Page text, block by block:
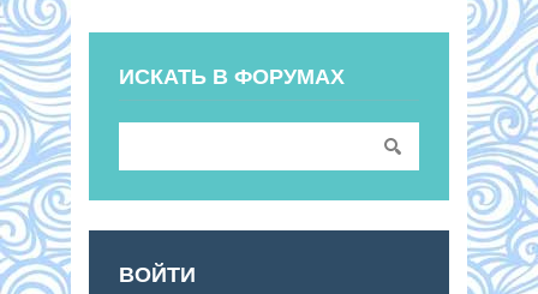
ИСКАТЬ В ФОРУМАХ
ВОЙТИ